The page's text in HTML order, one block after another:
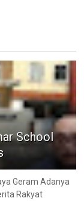
School
Geram Adanya
Rakyat